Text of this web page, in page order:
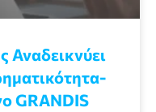
Αναδεικνύει
GRANDIS